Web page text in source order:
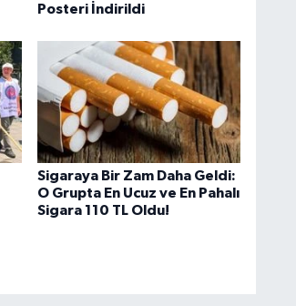
Posteri İndirildi
Sigaraya Bir Zam Daha Geldi:
O Grupta En Ucuz ve En Pahalı
Sigara 110 TL Oldu!